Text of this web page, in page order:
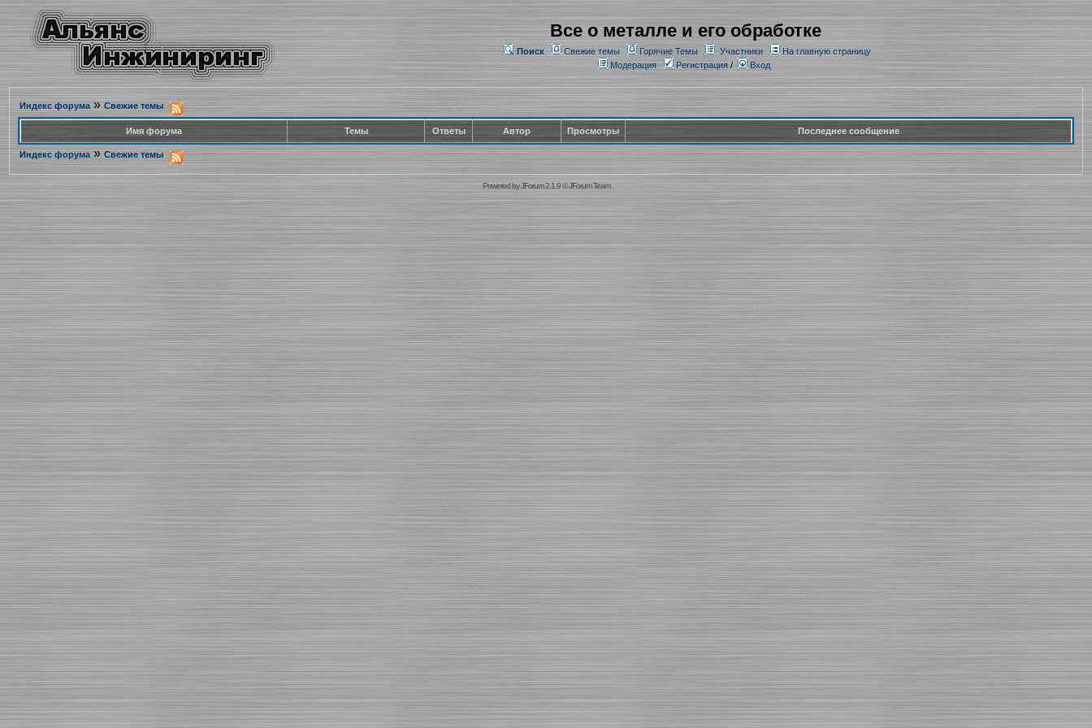
Все о металле и его обработке
Поиск Свежие темы Горячие Темы Участники
На главную страницу
Модерация
Регистрация/ Вход
Индекс форума» Свежие темы
Имя форума Темы Ответы Автор Просмотры Последнее сообщение
Индекс форума » Свежие темы
Powered byJForum 2.1.9©JForum Team